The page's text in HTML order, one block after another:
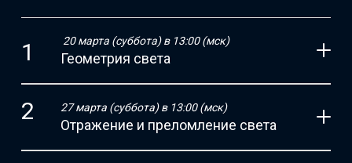
20 марта (суббота) в 13:00 (мск)
Геометрия света
27 марта (суббота) в 13:00 (мск)
Отражение и преломление света